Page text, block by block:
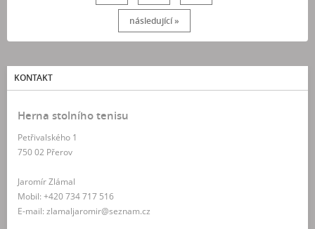
následující »
KONTAKT
Herna stolního tenisu
Petřivalského 1
750 02 Přerov
Jaromír Zlámal
Mobil: +420 734 717 516
E-mail: zlamaljaromir@seznam.cz